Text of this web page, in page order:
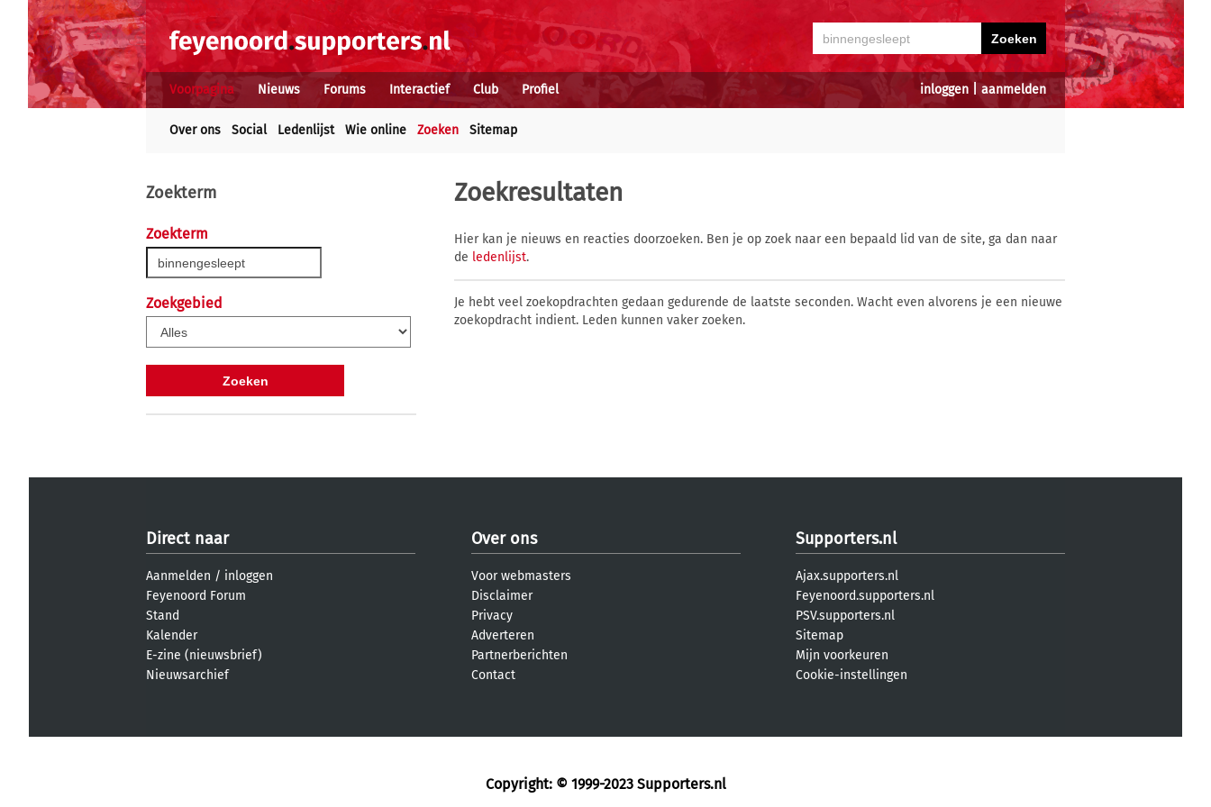
inloggen aanmelden
Voorpagina Nieuws Forums Interactief Club Profiel
Over ons Social Ledenlijst Wie online Zoeken Sitemap
Zoekterm
Zoekterm
Zoekgebied
Zoekresultaten
Hier kan je nieuws en reacties doorzoeken. Ben je op zoek naar een bepaald lid van de site, ga dan naar
de ledenlijst.
Je hebt veel zoekopdrachten gedaan gedurende de laatste seconden. Wacht even alvorens je een nieuwe
zoekopdracht indient. Leden kunnen vaker zoeken.
Direct naar
Aanmelden / inloggen
Feyenoord Forum
Stand
Kalender
E-zine (nieuwsbrief)
Nieuwsarchief
Over ons
Voor webmasters
Disclaimer
Privacy
Adverteren
Partnerberichten
Contact
Supporters.nl
Ajax.supporters.nl
Feyenoord.supporters.nl
PSV.supporters.nl
Sitemap
Mijn voorkeuren
Cookie-instellingen
Copyright: © 1999-2023 Supporters.nl